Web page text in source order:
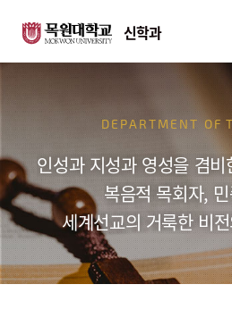
신학과
DEPARTMENT OF
인성과 지성과 영성을 겸비
복음적 목회자,
세계선교의 거룩한 비